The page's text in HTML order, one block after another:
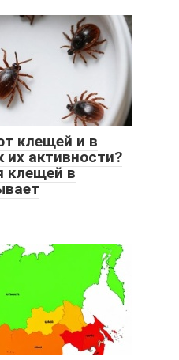
клещей и в
их активности?
клещей в